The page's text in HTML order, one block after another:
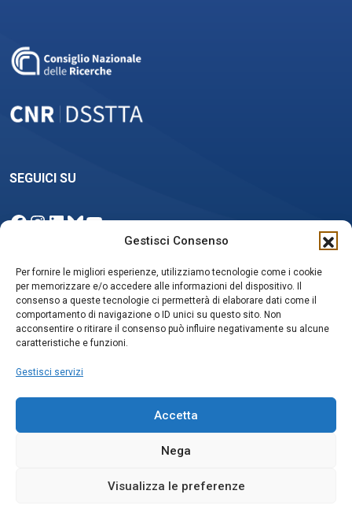
Gestisci Consenso
Per fornire le migliori esperienze, utilizziamo tecnologie come i cookie
per memorizzare e/o accedere alle informazioni del dispositivo. Il
consenso a queste tecnologie ci permetterà di elaborare dati come il
comportamento di navigazione o ID unici su questo sito. Non
acconsentire o ritirare il consenso può influire negativamente su alcune
caratteristiche e funzioni.
Gestisci servizi
Accetta
Nega
Visualizza le preferenze
SEGUICI SU
Facebook
Instagram
LinkedIn
Bluesky
YouTube
NEWSLETTER